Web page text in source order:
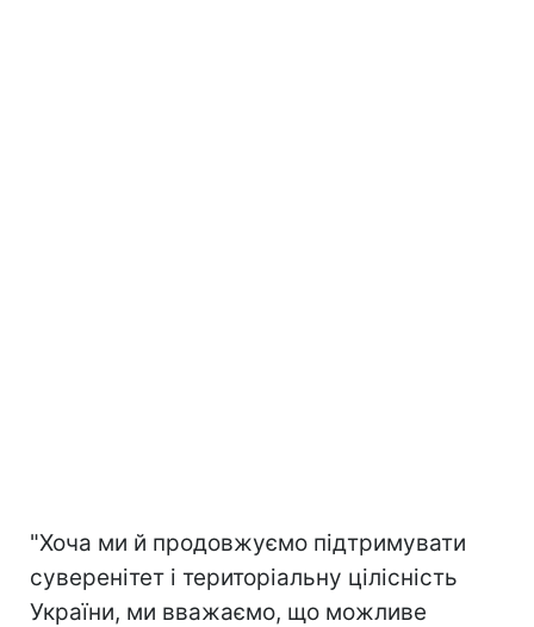
"Хоча ми й продовжуємо підтримувати
суверенітет і територіальну цілісність
України, ми вважаємо, що можливе